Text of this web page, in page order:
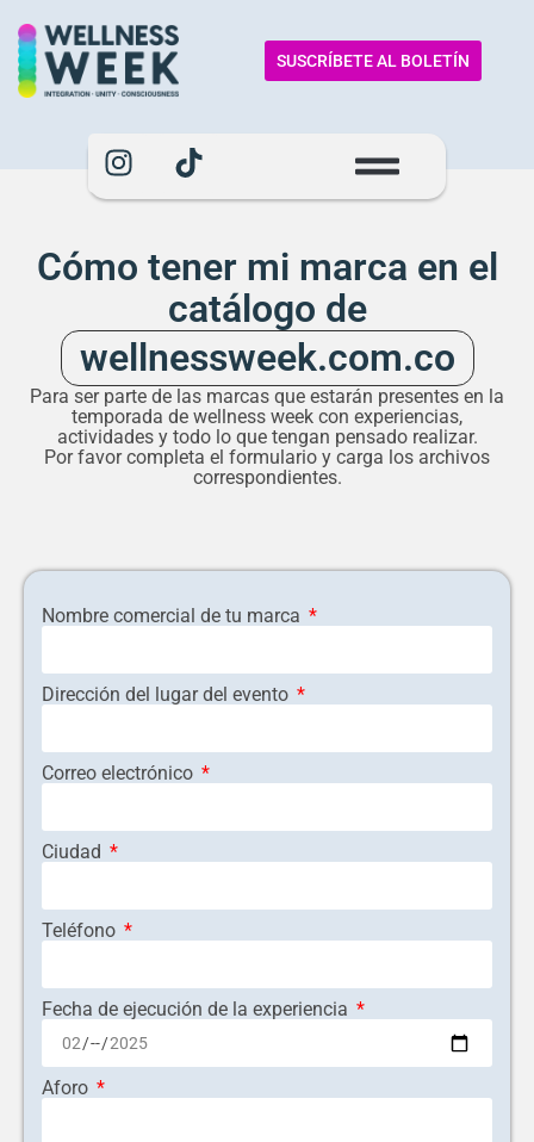
SUSCRÍBETE AL BOLETÍN
Cómo tener mi marca en el
catálogo de
wellnessweek.com.co
Para ser parte de las marcas que estarán presentes en la
temporada de wellness week con experiencias,
actividades y todo lo que tengan pensado realizar.
Por favor completa el formulario y carga los archivos
correspondientes.
Nombre comercial de tu marca
Dirección del lugar del evento
Correo electrónico
Ciudad
Teléfono
Fecha de ejecución de la experiencia
Aforo